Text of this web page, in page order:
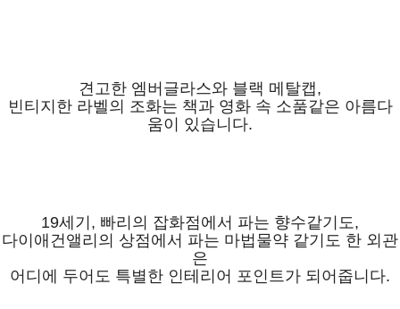
견고한 엠버글라스와 블랙 메탈캡,
빈티지한 라벨의 조화는 책과 영화 속 소품같은 아름다
움이 있습니다.
19세기, 빠리의 잡화점에서 파는 향수같기도,
다이애건앨리의 상점에서 파는 마법물약 같기도 한 외관
은
어디에 두어도 특별한 인테리어 포인트가 되어줍니다.